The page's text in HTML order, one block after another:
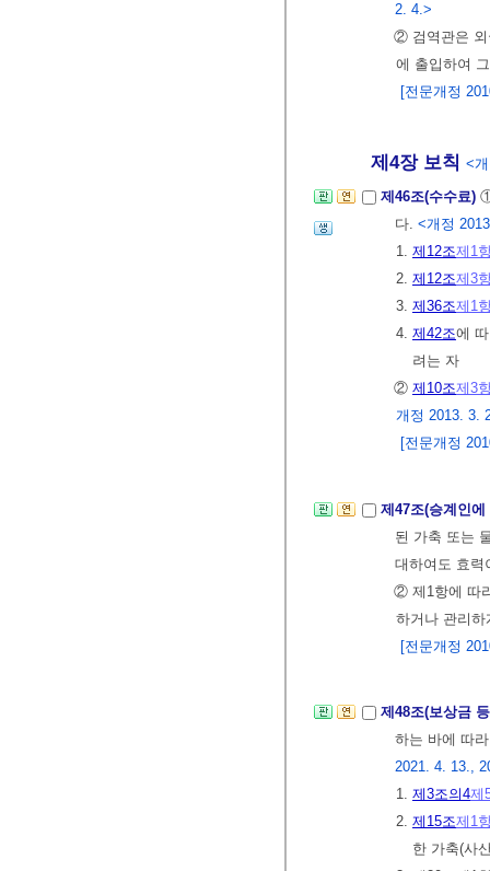
2. 4.>
② 검역관은 외
에 출입하여
[전문개정
제4장 보칙 <
제46조(수수료)
다. <개정
1. 제12조제1
2. 제12조제3
3. 제36조제1
4. 제42조에
려는 자
② 제10조제3
개정 2013. 3.
[전문개정
제47조(승계인
된 가축 또는
대하여도 효력
② 제1항에 따
하거나 관리
[전문개정
제48조(보상금
하는 바에 따
2021. 4. 13.,
1. 제3조의4제
2. 제15조제1
한 가축(사